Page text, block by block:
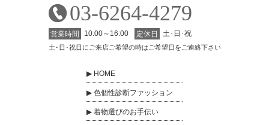
03-6264-4279
営業時間 10:00～16:00 定休日 土･日･祝
土･日･祝日にご来店ご希望の時はご希望日をご連絡下さい
HOME
色個性診断ファッション
着物選びのお手伝い